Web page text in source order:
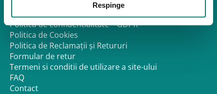
Respinge
Despre noi
Politica de confidentialitate – GDPR
Politica de Cookies
Politica de Reclamații și Retururi
Formular de retur
Termeni si conditii de utilizare a site-ului
FAQ
Contact